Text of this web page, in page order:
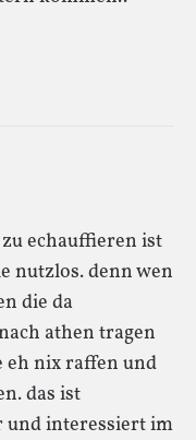
echauffieren ist
nutzlos. denn wen
die da
athen tragen
nix raffen und
das ist
und interessiert im